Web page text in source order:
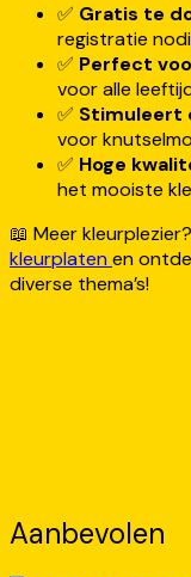
✅ Gratis te
registratie
✅ Perfect
voor alle
✅ Stimuleert
voor
✅ Hoge
het mooiste
📖 Meer
kleurplatenen
diverse thema’s!
Aanbevolen